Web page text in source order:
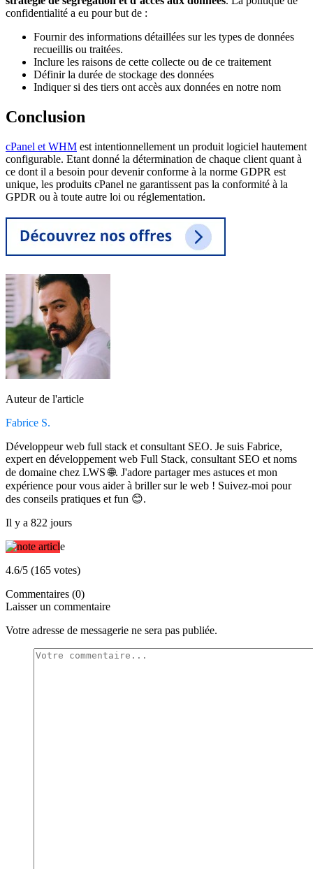
confidentialité a eu pour but de :
Fournir des informations détaillées sur les types de données
recueillis ou traitées.
Inclure les raisons de cette collecte ou de ce traitement
Définir la durée de stockage des données
Indiquer si des tiers ont accès aux données en notre nom
Conclusion
cPanel et WHM est intentionnellement un produit logiciel hautement
configurable. Etant donné la détermination de chaque client quant à
ce dont il a besoin pour devenir conforme à la norme GDPR est
unique, les produits cPanel ne garantissent pas la conformité à la
GPDR ou à toute autre loi ou réglementation.
Auteur de l'article
Fabrice S.
Développeur web full stack et consultant SEO. Je suis Fabrice,
expert en développement web Full Stack, consultant SEO et noms
de domaine chez LWS 🌐. J'adore partager mes astuces et mon
expérience pour vous aider à briller sur le web ! Suivez-moi pour
des conseils pratiques et fun 😊.
Il y a 822 jours
4.6/5 (165 votes)
Commentaires (0)
Laisser un commentaire
Votre adresse de messagerie ne sera pas publiée.